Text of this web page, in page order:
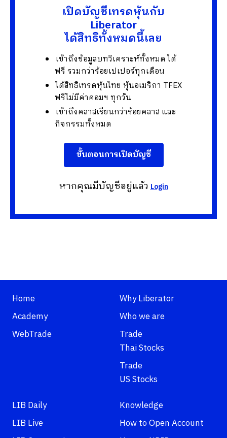
เปิดบัญชีเทรดหุ้นกับ
Liberator
ได้สิทธิทั้งหมดนี้เลย
เข้าถึงข้อมูลบทวิเคราะห์ทั้งหมด ได้
ฟรี รวมกว่าร้อยเปเปอร์ทุกเดือน
ได้สิทธิเทรดหุ้นไทย หุ้นอเมริกา TFEX
ฟรีไม่มีค่าคอมฯ ทุกวัน
เข้าถึงคลาสเรียนกว่าร้อยคลาส และ
กิจกรรมทั้งหมด
ขั้นตอนการเปิดบัญชี
หากคุณมีบัญชีอยู่แล้วLogin
Home
Academy
WebTrade
Why Liberator
Who we are
Trade
Thai Stocks
Trade
US Stocks
LIB Daily
LIB Live
Knowledge
How to Open Account